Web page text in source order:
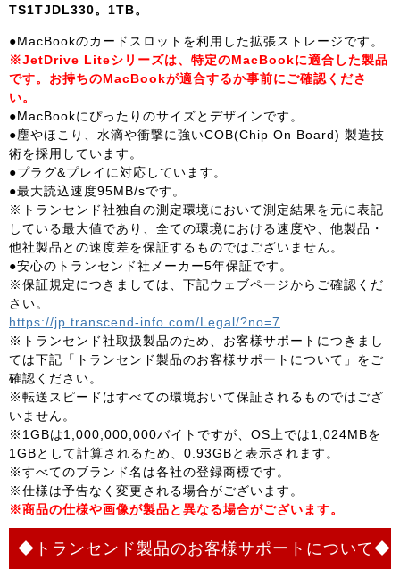
TS1TJDL330。1TB。
●MacBookのカードスロットを利用した拡張ストレージです。
※JetDrive Liteシリーズは、特定のMacBookに適合した製品
です。お持ちのMacBookが適合するか事前にご確認くださ
い。
●MacBookにぴったりのサイズとデザインです。
●塵やほこり、水滴や衝撃に強いCOB(Chip On Board) 製造技
術を採用しています。
●プラグ&プレイに対応しています。
●最大読込速度95MB/sです。
※トランセンド社独自の測定環境において測定結果を元に表記
している最大値であり、全ての環境における速度や、他製品・
他社製品との速度差を保証するものではございません。
●安心のトランセンド社メーカー5年保証です。
※保証規定につきましては、下記ウェブページからご確認くだ
さい。
https://jp.transcend-info.com/Legal/?no=7
※トランセンド社取扱製品のため、お客様サポートにつきまし
ては下記「トランセンド製品のお客様サポートについて」をご
確認ください。
※転送スピードはすべての環境おいて保証されるものではござ
いません。
※1GBは1,000,000,000バイトですが、OS上では1,024MBを
1GBとして計算されるため、0.93GBと表示されます。
※すべてのブランド名は各社の登録商標です。
※仕様は予告なく変更される場合がございます。
※商品の仕様や画像が製品と異なる場合がございます。
◆トランセンド製品のお客様サポートについて◆